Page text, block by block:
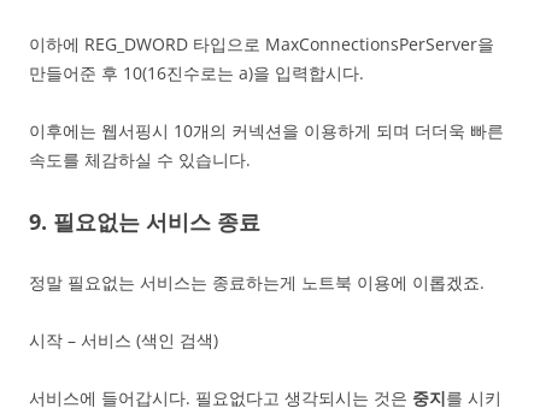
이하에 REG_DWORD 타입으로 MaxConnectionsPerServer을
만들어준 후 10(16진수로는 a)을 입력합시다.
이후에는 웹서핑시 10개의 커넥션을 이용하게 되며 더더욱 빠른
속도를 체감하실 수 있습니다.
9. 필요없는 서비스 종료
정말 필요없는 서비스는 종료하는게 노트북 이용에 이롭겠죠.
시작 – 서비스 (색인 검색)
서비스에 들어갑시다. 필요없다고 생각되시는 것은 중지를 시키